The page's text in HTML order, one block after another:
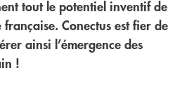
tout le potentiel inventif de
Conectus est fier de
ainsi l’émergence des
!